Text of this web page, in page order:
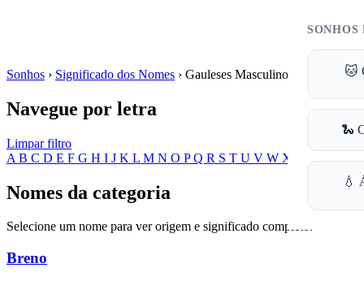
SONHOS
🐱
🐍
💧
Sonhos › Significado dos Nomes › Gauleses Masculinos
Navegue por letra
Limpar filtro
A B C D E F G H I J K L M N O PQ R S T U V W X
Nomes da categoria
Selecione um nome para ver origem e significado completo.
Breno